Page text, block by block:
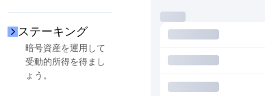
ステーキング
暗号資産を運用して
受動的所得を得まし
ょう。